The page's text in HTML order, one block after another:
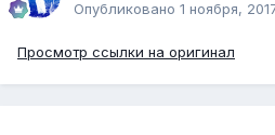
Опубликовано 1 ноября,
Просмотр ссылки на оригинал